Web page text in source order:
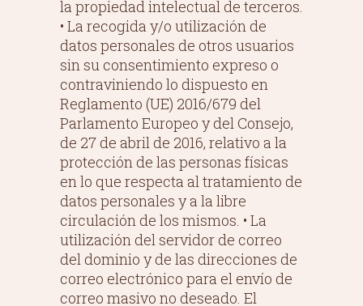
la propiedad intelectual de terceros.
• La recogida y/o utilización de
datos personales de otros usuarios
sin su consentimiento expreso o
contraviniendo lo dispuesto en
Reglamento (UE) 2016/679 del
Parlamento Europeo y del Consejo,
de 27 de abril de 2016, relativo a la
protección de las personas físicas
en lo que respecta al tratamiento de
datos personales y a la libre
circulación de los mismos. • La
utilización del servidor de correo
del dominio y de las direcciones de
correo electrónico para el envío de
correo masivo no deseado. El